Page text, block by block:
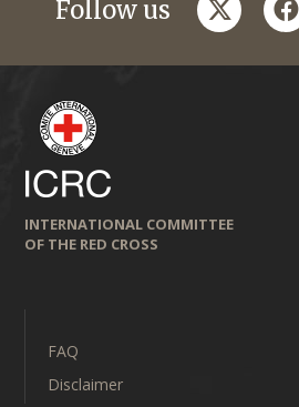
Follow us
INTERNATIONAL COMMITTEE
OF THE RED CROSS
FAQ
Disclaimer